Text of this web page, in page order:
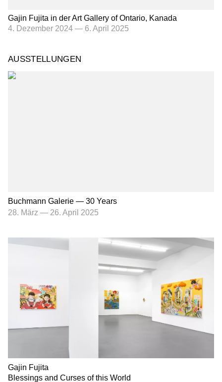
Gajin Fujita in der Art Gallery of Ontario, Kanada
4. Dezember 2024 — 6. April 2025
AUSSTELLUNGEN
Buchmann Galerie — 30 Years
28. März — 26. April 2025
Gajin Fujita
Blessings and Curses of this World